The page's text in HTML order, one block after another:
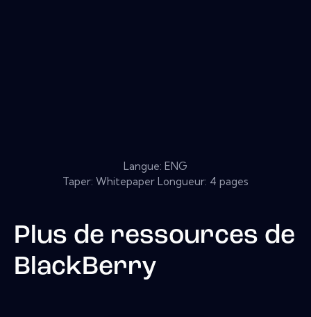
Langue: ENG
Taper: Whitepaper Longueur: 4 pages
Plus de ressources de
BlackBerry